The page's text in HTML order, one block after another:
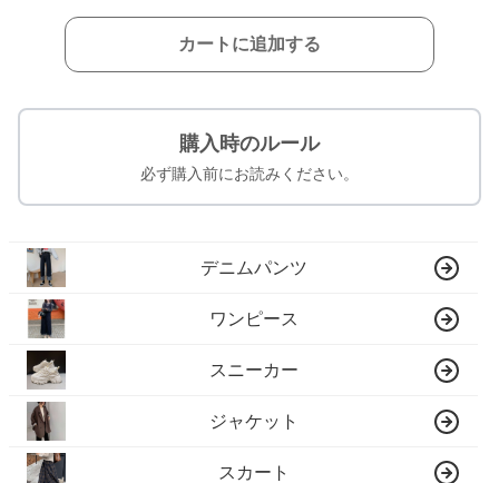
カートに追加する
購入時のルール
必ず購入前にお読みください。
デニムパンツ
ワンピース
スニーカー
ジャケット
スカート